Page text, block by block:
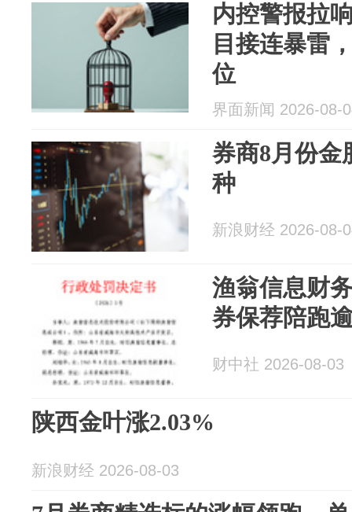
内控警报拉
目接连暴雷
位
界面新闻 2026-08-
券商8月份金
种
新浪财经 2026-08-
渔翁信息财
券保荐陪跑
财中社 2026-08-03
陕西金叶涨2.03%
新浪财经 2026-08-03